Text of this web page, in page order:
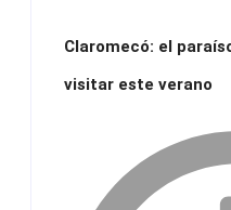
Claromecó: el
visitar este verano